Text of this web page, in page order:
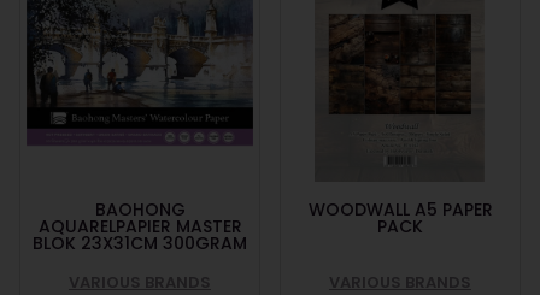
BAOHONG
AQUARELPAPIER MASTER
BLOK 23X31CM 300GRAM
VARIOUS BRANDS
WOODWALL A5 PAPER
PACK
VARIOUS BRANDS